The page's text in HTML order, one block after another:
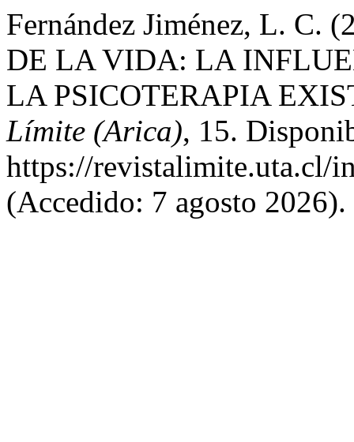
Fernández Jiménez, L. C.
DE LA VIDA: LA
LA PSICOTERAPIA
Límite (Arica), 15.
https://revistalimite.uta.cl/
(Accedido: 7 agosto 2026).